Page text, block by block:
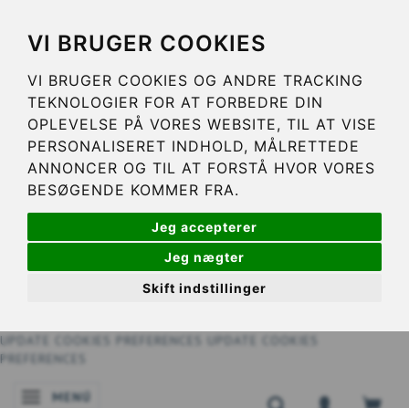
VI BRUGER COOKIES
VI BRUGER COOKIES OG ANDRE TRACKING
TEKNOLOGIER FOR AT FORBEDRE DIN
OPLEVELSE PÅ VORES WEBSITE, TIL AT VISE
PERSONALISERET INDHOLD, MÅLRETTEDE
ANNONCER OG TIL AT FORSTÅ HVOR VORES
BESØGENDE KOMMER FRA.
Jeg accepterer
Jeg nægter
Skift indstillinger
UPDATE COOKIES PREFERENCES
UPDATE COOKIES
PREFERENCES
NAVEGACIÓN DE PALANCA
MENÚ